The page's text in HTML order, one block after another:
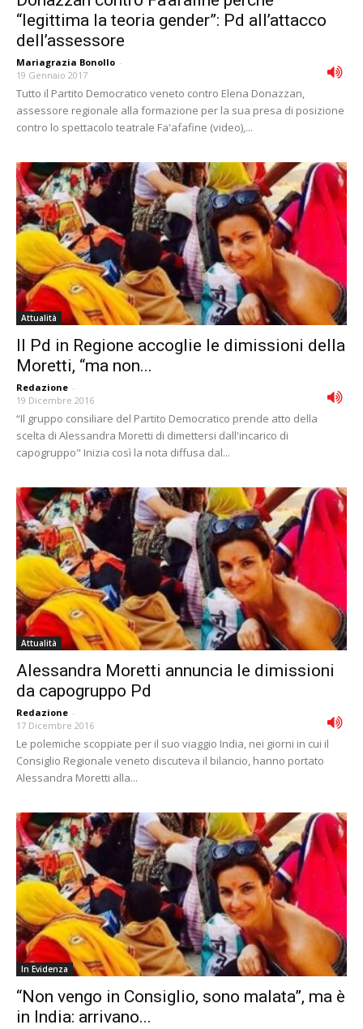
“legittima la teoria gender”: Pd all’attacco
dell’assessore
Mariagrazia Bonollo -
19 Gennaio 2017
Tutto il Partito Democratico veneto contro Elena Donazzan,
assessore regionale alla formazione per la sua presa di posizione
contro lo spettacolo teatrale Fa'afafine (video),...
Attualità
Il Pd in Regione accoglie le dimissioni della
Moretti, “ma non...
Redazione -
19 Dicembre 2016
“Il gruppo consiliare del Partito Democratico prende atto della
scelta di Alessandra Moretti di dimettersi dall'incarico di
capogruppo" Inizia così la nota diffusa dal...
Attualità
Alessandra Moretti annuncia le dimissioni
da capogruppo Pd
Redazione -
17 Dicembre 2016
Le polemiche scoppiate per il suo viaggio India, nei giorni in cui il
Consiglio Regionale veneto discuteva il bilancio, hanno portato
Alessandra Moretti alla...
In Evidenza
“Non vengo in Consiglio, sono malata”, ma è
in India: arrivano...